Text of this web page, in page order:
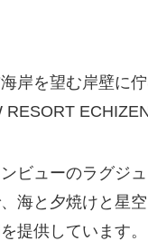
岸を望む岸壁に
ECHIZEN
ビューのラグジ
海と夕焼けと星
提供しています。